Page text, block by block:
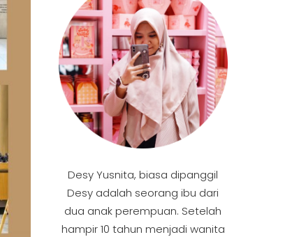
Desy Yusnita, biasa dipanggil
Desy adalah seorang ibu dari
dua anak perempuan. Setelah
hampir 10 tahun menjadi wanita